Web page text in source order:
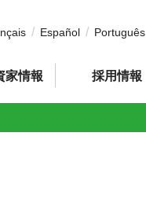
Español Português
家情報 採用情報